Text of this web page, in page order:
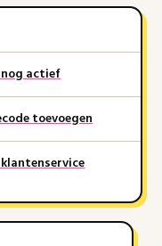
actief
toevoegen